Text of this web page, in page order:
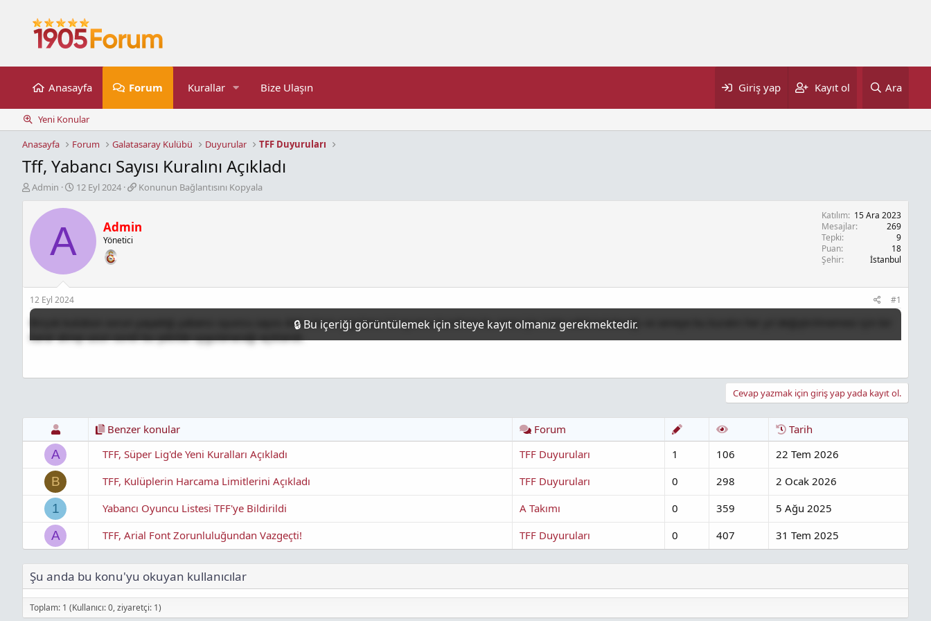
Anasayfa Forum Kurallar Bize Ulaşın Giriş yap Kayıt ol Ara
Yeni Konular
Anasayfa
Forum Galatasaray Kulübü Duyurular TFF Duyuruları
Tff, Yabancı Sayısı Kuralını Açıkladı
K
b
y
u
a
ş
l
Admin
B
ş
ı
ç
a
12 Eyl 2024
K
u
a
l
o
y
l
Konunun Bağlantısını Kopyala
A Admin
Yönetici
Katılım 15 Ara 2023
Mesajlar
269
Tepki
9
Puan
18
Şehir
İstanbul
12 Eyl 2024 #1
Birçok kulübün sorun yaşadığı yabancı oyuncu sayısı daha önce uygulana 12 oyuncu kuralının bu sene için 14'te sabit tutulacağı ve seneye bu kuralın her yıl değiştirilmemesi için bir
Cevap yazmak için giriş yap yada kayıt ol.
Benzer konular Forum Tarih
A TFF, Süper Lig'de Yeni Kuralları Açıkladı TFF Duyuruları 1 106 22 Tem 2026
B TFF, Kulüplerin Harcama Limitlerini Açıkladı TFF Duyuruları 0 298 2 Ocak 2026
1 Yabancı Oyuncu Listesi TFF'ye Bildirildi A Takımı 0 359 5 Ağu 2025
A TFF, Arial Font Zorunluluğundan Vazgeçti! TFF Duyuruları 0 407 31 Tem 2025
Şu anda bu konu'yu okuyan kullanıcılar
Toplam: 1 (Kullanıcı: 0, ziyaretçi: 1)